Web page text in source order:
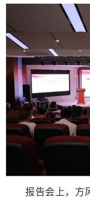
报告会上，方